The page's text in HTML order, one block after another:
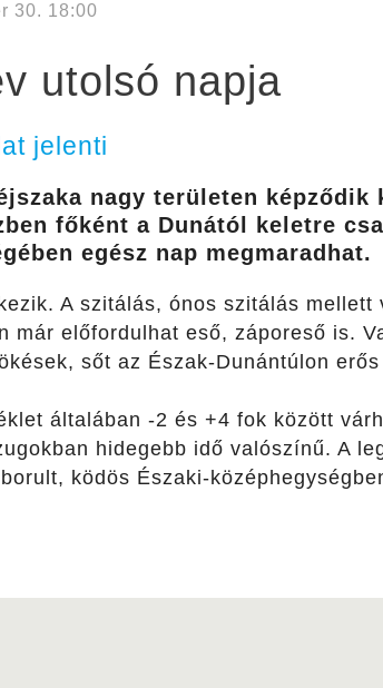
30. 18:00
utolsó napja
jelenti
nagy területen képződik
főként a Dunától keletre
egész nap megmaradhat.
A szitálás, ónos szitálás mellett
már előfordulhat eső, záporeső is.
sőt az Észak-Dunántúlon
általában -2 és +4 fok között
hidegebb idő valószínű. A
ködös Északi-